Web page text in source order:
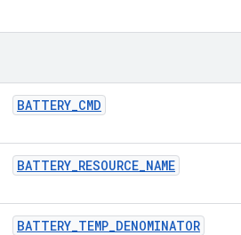
BATTERY_CMD
BATTERY_RESOURCE_NAME
BATTERY_TEMP_DENOMINATOR